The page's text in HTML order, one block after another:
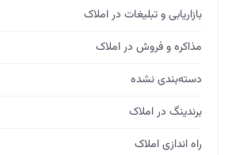
بازاریابی و تبلیغات در املاک
مذاکره و فروش در املاک
دسته‌بندی نشده
برندینگ در املاک
راه اندازی املاک